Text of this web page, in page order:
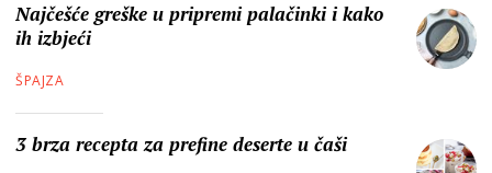
Najčešće greške u pripremi palačinki i kako
ih izbjeći
ŠPAJZA
3 brza recepta za prefine deserte u čaši